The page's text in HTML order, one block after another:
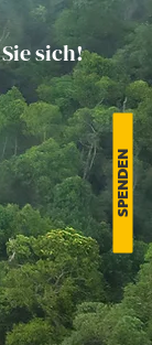
SPENDEN
sich!